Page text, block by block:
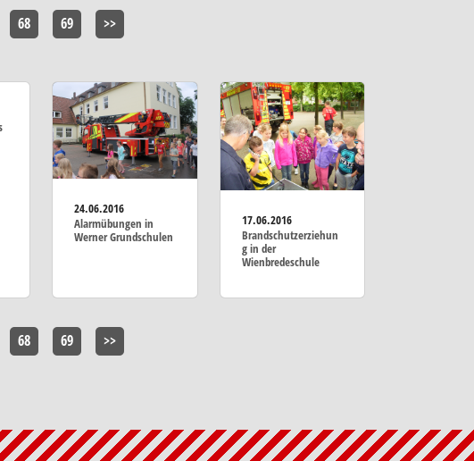
68 69 >>
24.06.2016
Alarmübungen in
Werner Grundschulen
17.06.2016
Brandschutzerziehun
g in der
Wienbredeschule
68 69 >>